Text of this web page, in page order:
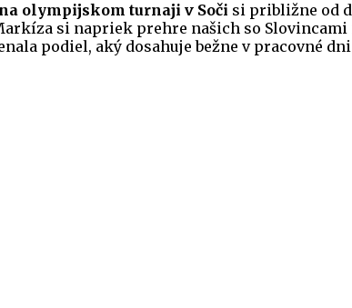
olympijskom turnaji v Soči si približne od
si napriek prehre našich so
podiel, aký dosahuje bežne v pracovné